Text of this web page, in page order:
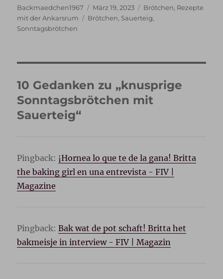
Autor
Backmaedchen1967
Veröffentlicht
am
März 19, 2023 Kategorien
Brötchen, Rezepte
mit der Ankarsrum
Schlagwörter
Brötchen, Sauerteig,
Sonntagsbrötchen
10 Gedanken zu „knusprige
Sonntagsbrötchen mit
Sauerteig“
Pingback: ¡Hornea lo que te de la gana! Britta
the baking girl en una entrevista - FIV |
Magazine
Pingback:Bak wat de pot schaft! Britta het
bakmeisje in interview - FIV | Magazin